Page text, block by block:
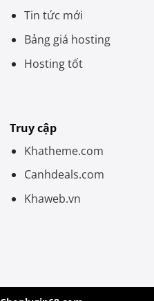
Tin tức mới
Bảng giá hosting
Hosting tốt
Truy cập
Khatheme.com
Canhdeals.com
Khaweb.vn